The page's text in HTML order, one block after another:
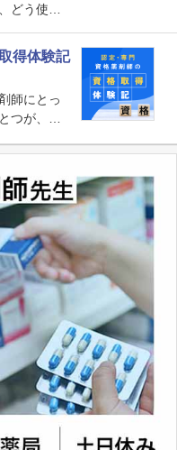
どう使っ
算の施設
おり、今
の役割が
得体験記
師にとっ
つが、
たる医療
できるこ
になりま